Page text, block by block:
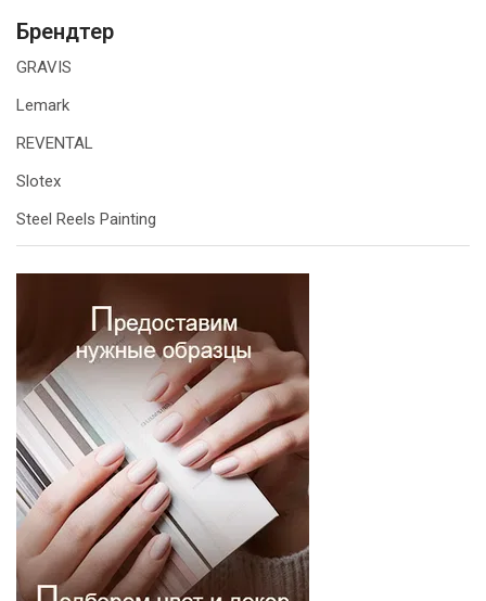
Брендтер
GRAVIS
Lemark
REVENTAL
Slotex
Steel Reels Painting